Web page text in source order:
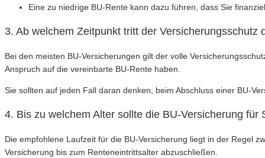
Eine zu niedrige BU-Rente kann dazu führen, dass Sie
3. Ab welchem Zeitpunkt tritt der Versicherungsschutz
Bei den meisten BU-Versicherungen gilt der volle
Anspruch auf die vereinbarte BU-Rente haben.
Sie sollten auf jeden Fall daran denken, beim Abschluss einer BU-
4. Bis zu welchem Alter sollte die BU-Versicherung
Die empfohlene Laufzeit für die BU-Versicherung liegt in der Regel
Versicherung bis zum Renteneintrittsalter abzuschließen.